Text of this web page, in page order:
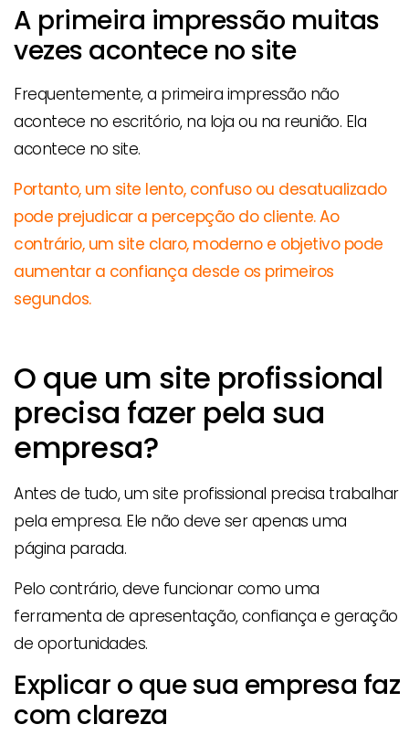
A primeira impressão muitas
vezes acontece no site
Frequentemente, a primeira impressão não
acontece no escritório, na loja ou na reunião. Ela
acontece no site.
Portanto, um site lento, confuso ou desatualizado
pode prejudicar a percepção do cliente. Ao
contrário, um site claro, moderno e objetivo pode
aumentar a confiança desde os primeiros
segundos.
O que um site profissional
precisa fazer pela sua
empresa?
Antes de tudo, um site profissional precisa trabalhar
pela empresa. Ele não deve ser apenas uma
página parada.
Pelo contrário, deve funcionar como uma
ferramenta de apresentação, confiança e geração
de oportunidades.
Explicar o que sua empresa faz
com clareza